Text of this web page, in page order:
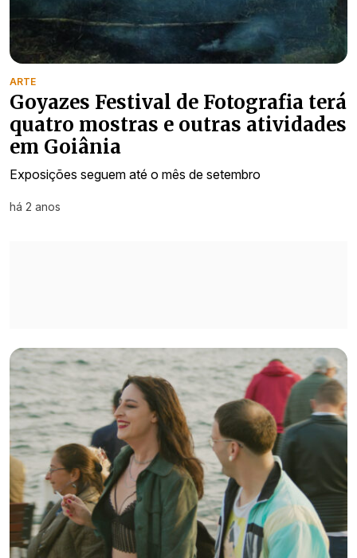
ARTE
Goyazes Festival de Fotografia terá
quatro mostras e outras atividades
em Goiânia
Exposições seguem até o mês de setembro
há 2 anos